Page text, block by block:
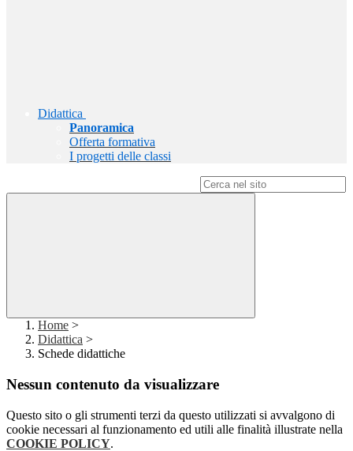
Didattica
Panoramica
Offerta formativa
I progetti delle classi
Home >
Didattica >
Schede didattiche
Nessun contenuto da visualizzare
Questo sito o gli strumenti terzi da questo utilizzati si avvalgono di
cookie necessari al funzionamento ed utili alle finalità illustrate nella
COOKIE POLICY.